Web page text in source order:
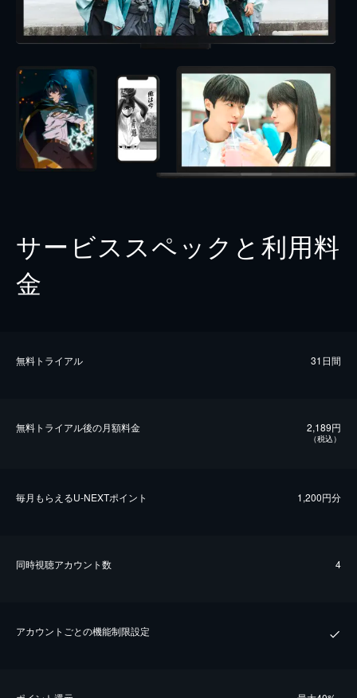
サービススペックと利用料
金
無料トライアル 31日間
無料トライアル後の⽉額料金 2,189円
（税込）
毎⽉もらえるU-NEXTポイント 1,200円分
同時視聴アカウント数 4
アカウントごとの機能制限設定